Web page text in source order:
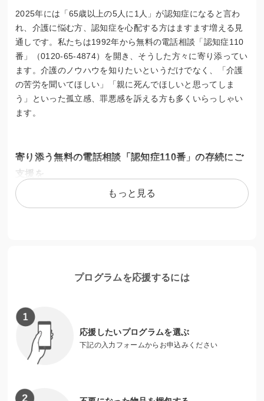
2025年には「65歳以上の5人に1人」が認知症になると言わ
れ、介護に悩む方、認知症を心配する方はますます増える見
通しです。私たちは1992年から無料の電話相談「認知症110
番」（0120-65-4874）を開き、そうした方々に寄り添ってい
ます。介護のノウハウを知りたいというだけでなく、「介護
の苦労を聞いてほしい」「親に死んでほしいと思ってしま
う」といった孤立感、罪悪感を訴える方も多くいらっしゃい
ます。
寄り添う無料の電話相談「認知症110番」の存続にご
支援を
「認知症110番」はフリーダイヤルです。相談員はお困りの
度になります。このうち、キモチと。で寄せていただける支
もっと見る
プログラムを応援するには
応援したいプログラムを選ぶ
下記の入力フォームからお申込みください